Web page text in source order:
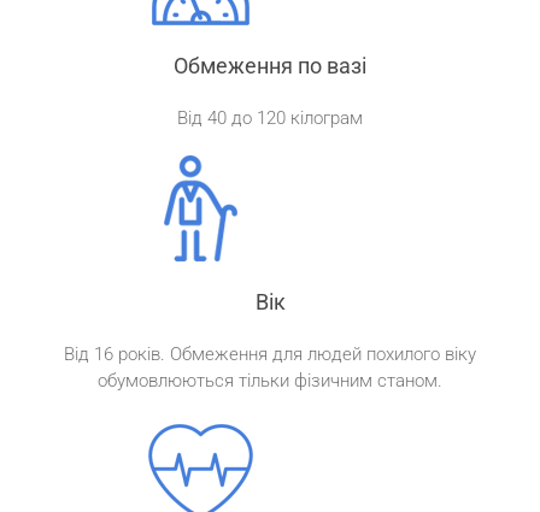
Обмеження по вазі
Від 40 до 120 кілограм
Вік
Від 16 років. Обмеження для людей похилого віку
обумовлюються тільки фізичним станом.